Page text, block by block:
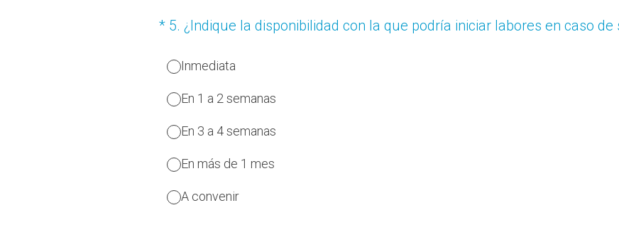
* 5. ¿Indique la disponibilidad con la que podría iniciar labores en caso de
(Obligatorio).
Inmediata
En 1 a 2 semanas
En 3 a 4 semanas
En más de 1 mes
A convenir